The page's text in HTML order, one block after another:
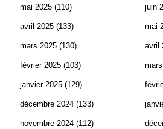
mai 2025 (110)
avril 2025 (133)
mars 2025 (130)
février 2025 (103)
janvier 2025 (129)
décembre 2024 (133)
novembre 2024 (112)
juin
mai
avril